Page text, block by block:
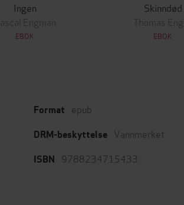
Ingen
Engman
EBOK
Skinndød
Thomas
EBOK
Format epub
DRM-beskyttelse Vannmerket
ISBN 9788234715433